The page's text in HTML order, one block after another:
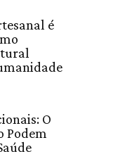
é
O
Podem